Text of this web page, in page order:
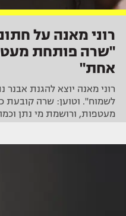
רוני מאנה על
"שרה פותחת
אחת"
רוני מאנה יוצא להגנת אבנר
לשמוח". וטוען: שרה קובעת
מעטפות, ורושמת מי נתן